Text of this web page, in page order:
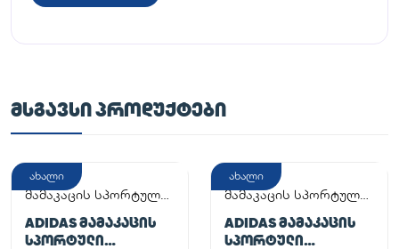
ᲛᲡᲒᲐᲕᲡᲘ ᲞᲠᲝᲓᲣᲥᲢᲔᲑᲘ
ახალი
მამაკაცის სპორტული
ADIDAS ᲛᲐᲛᲐᲙᲐᲪᲘᲡ
ᲡᲞᲝᲠᲢᲣᲚᲘ
ახალი
მამაკაცის სპორტული
ADIDAS ᲛᲐᲛᲐᲙᲐᲪᲘᲡ
ᲡᲞᲝᲠᲢᲣᲚᲘ